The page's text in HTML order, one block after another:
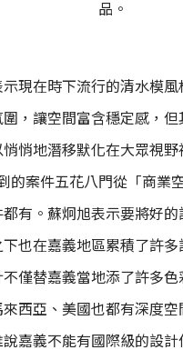
品。
示現在時下流行的清水模
圍，讓空間富含穩定感，
悄悄地潛移默化在大眾視
的案件五花八門從「商業
都有。蘇炯旭表示要將好
也在嘉義地區累積了許多
僅替嘉義當地添了許多色
西亞、美國也都有深度空
說嘉義不能有國際級的設